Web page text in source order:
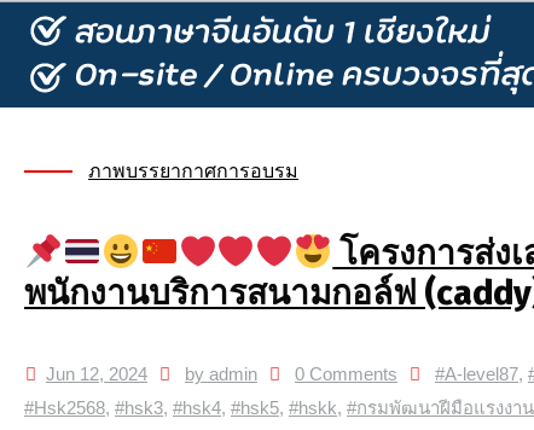
ภาพบรรยากาศการอบรม
โครงการส่ง
พนักงานบริการสนามกอล์ฟ
Jun 12, 2024 by admin 0 Comments #A-level87,
#Hsk2568, #hsk3, #hsk4, #hsk5, #hskk, #กรมพัฒนาฝีมือแรงงาน